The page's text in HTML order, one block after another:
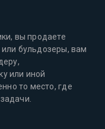
вы продаете
бульдозеры, вам
или иной
то место, где